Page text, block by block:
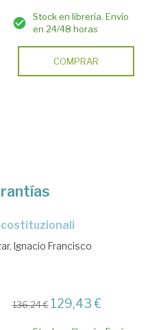
Stock en librería. Envío
en 24/48 horas
COMPRAR
costituzionali
Ignacio Francisco
136,24 € 129,43 €